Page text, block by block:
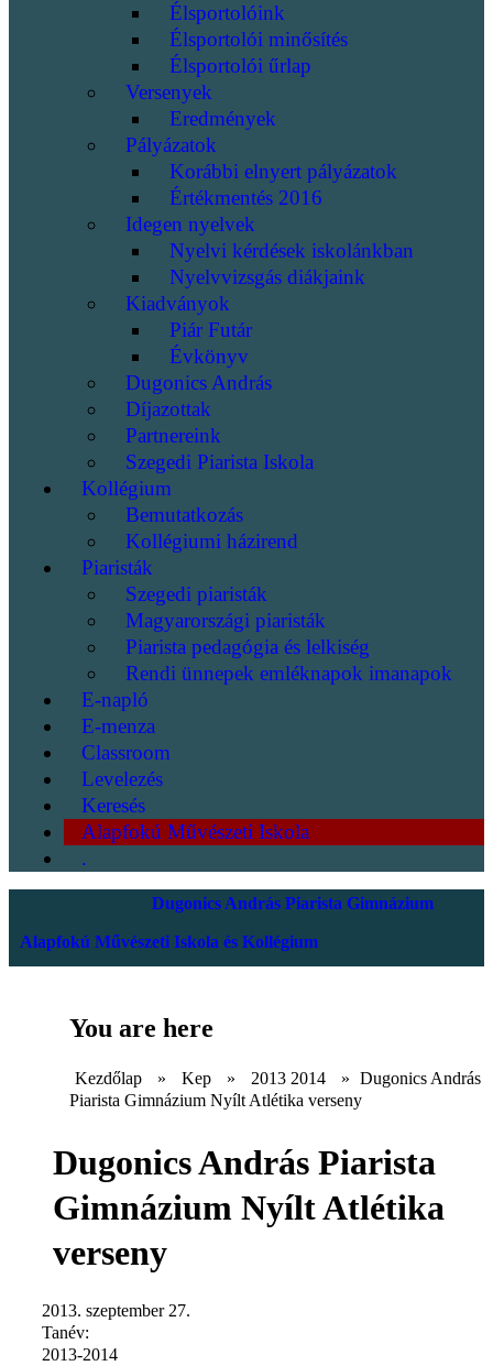
Élsportolóink
Élsportolói minősítés
Élsportolói űrlap
Versenyek
Eredmények
Pályázatok
Korábbi elnyert pályázatok
Értékmentés 2016
Idegen nyelvek
Nyelvi kérdések iskolánkban
Nyelvvizsgás diákjaink
Kiadványok
Piár Futár
Évkönyv
Dugonics András
Díjazottak
Partnereink
Szegedi Piarista Iskola
Kollégium
Bemutatkozás
Kollégiumi házirend
Piaristák
Szegedi piaristák
Magyarországi piaristák
Piarista pedagógia és lelkiség
Rendi ünnepek emléknapok imanapok
E-napló
E-menza
Classroom
Levelezés
Keresés
Alapfokú Művészeti Iskola
.
Dugonics András Piarista Gimnázium
Alapfokú Művészeti Iskola és Kollégium
You are here
Kezdőlap » Kep » 2013 2014 » Dugonics András
Piarista Gimnázium Nyílt Atlétika verseny
Dugonics András Piarista
Gimnázium Nyílt Atlétika
verseny
2013. szeptember 27.
Tanév:
2013-2014